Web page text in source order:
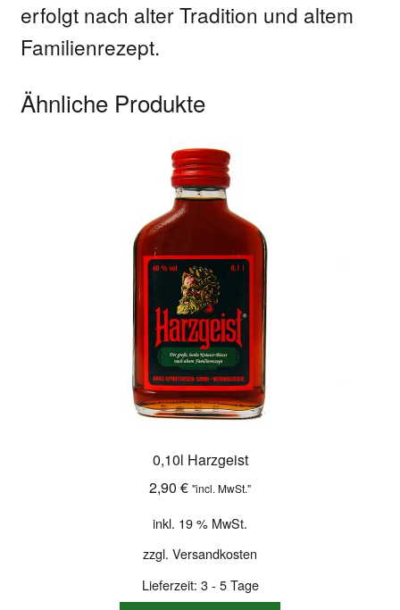
erfolgt nach alter Tradition und altem
Familienrezept.
Ähnliche Produkte
0,10l Harzgeist
2,90 € "incl. MwSt."
inkl. 19 % MwSt.
zzgl. Versandkosten
Lieferzeit: 3 - 5 Tage